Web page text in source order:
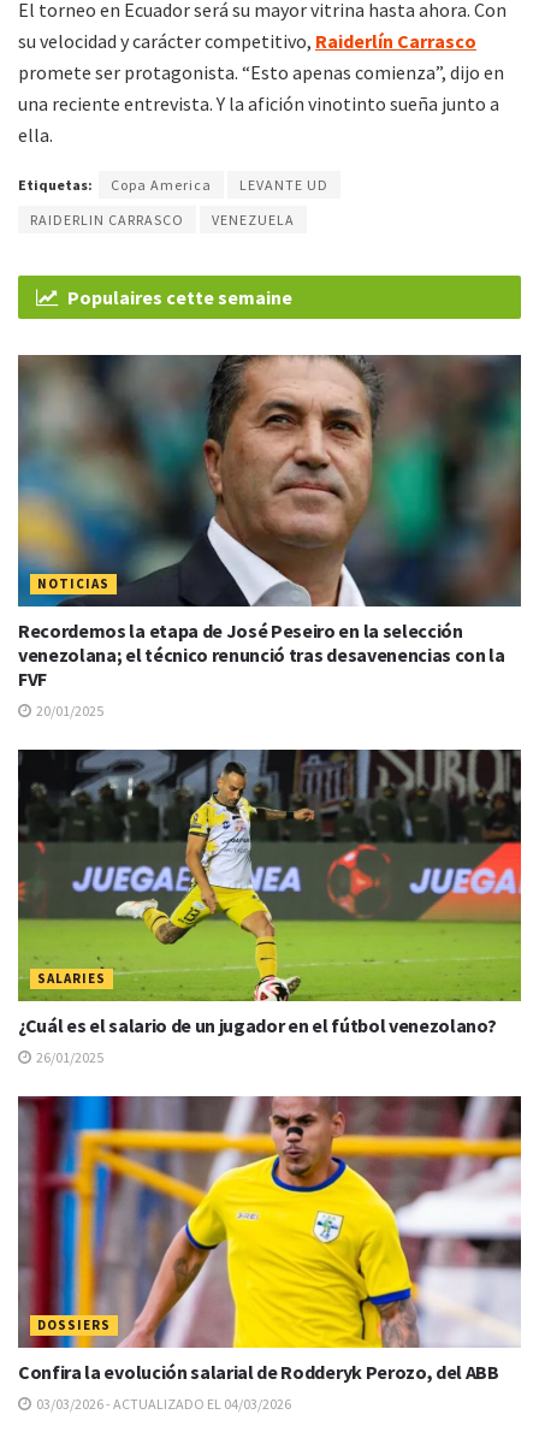
El torneo en Ecuador será su mayor vitrina hasta ahora. Con
su velocidad y carácter competitivo, Raiderlín Carrasco
promete ser protagonista. “Esto apenas comienza”, dijo en
una reciente entrevista. Y la afición vinotinto sueña junto a
ella.
Etiquetas: Copa America
LEVANTE UD
RAIDERLIN CARRASCO
VENEZUELA
Populaires cette semaine
NOTICIAS
Recordemos la etapa de José Peseiro en la selección
venezolana; el técnico renunció tras desavenencias con la
FVF
20/01/2025
SALARIES
¿Cuál es el salario de un jugador en el fútbol venezolano?
26/01/2025
DOSSIERS
Confira la evolución salarial de Rodderyk Perozo, del ABB
03/03/2026 - ACTUALIZADO EL 04/03/2026